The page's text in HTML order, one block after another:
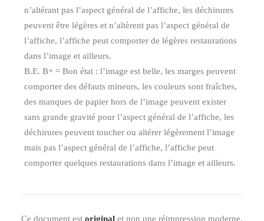
n’altérant pas l’aspect général de l’affiche, les déchirures
peuvent être légères et n’altèrent pas l’aspect général de
l’affiche, l’affiche peut comporter de légères restaurations
dans l’image et ailleurs.
B.E. B+ = Bon état : l’image est belle, les marges peuvent
comporter des défauts mineurs, les couleurs sont fraîches,
des manques de papier hors de l’image peuvent exister
sans grande gravité pour l’aspect général de l’affiche, les
déchirures peuvent toucher ou altérer légèrement l’image
mais pas l’aspect général de l’affiche, l’affiche peut
comporter quelques restaurations dans l’image et ailleurs.
Ce document est original et non une réimpression moderne.